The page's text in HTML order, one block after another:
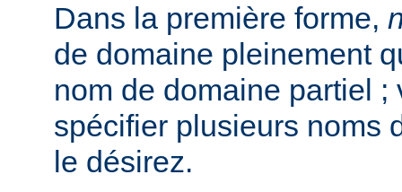
Dans la première forme,
de domaine pleinement
nom de domaine partiel ;
spécifier plusieurs noms
le désirez.